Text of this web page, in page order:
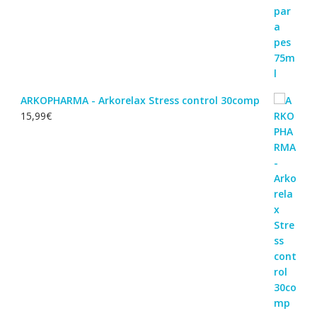
ARKOPHARMA - Arkorelax Stress control 30comp
15,99€